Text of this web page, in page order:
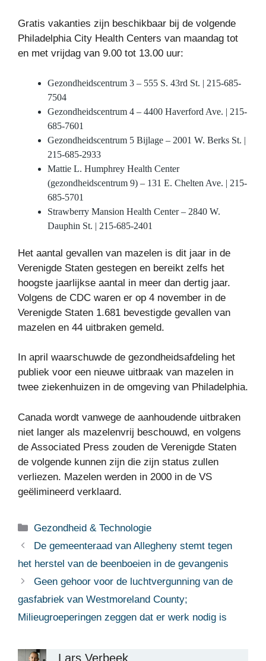
Gratis vakanties zijn beschikbaar bij de volgende
Philadelphia City Health Centers van maandag tot
en met vrijdag van 9.00 tot 13.00 uur:
Gezondheidscentrum 3 – 555 S. 43rd St. | 215-685-
7504
Gezondheidscentrum 4 – 4400 Haverford Ave. | 215-
685-7601
Gezondheidscentrum 5 Bijlage – 2001 W. Berks St. |
215-685-2933
Mattie L. Humphrey Health Center
(gezondheidscentrum 9) – 131 E. Chelten Ave. | 215-
685-5701
Strawberry Mansion Health Center – 2840 W.
Dauphin St. | 215-685-2401
Het aantal gevallen van mazelen is dit jaar in de
Verenigde Staten gestegen en bereikt zelfs het
hoogste jaarlijkse aantal in meer dan dertig jaar.
Volgens de CDC waren er op 4 november in de
Verenigde Staten 1.681 bevestigde gevallen van
mazelen en 44 uitbraken gemeld.
In april waarschuwde de gezondheidsafdeling het
publiek voor een nieuwe uitbraak van mazelen in
twee ziekenhuizen in de omgeving van Philadelphia.
Canada wordt vanwege de aanhoudende uitbraken
niet langer als mazelenvrij beschouwd, en volgens
de Associated Press zouden de Verenigde Staten
de volgende kunnen zijn die zijn status zullen
verliezen. Mazelen werden in 2000 in de VS
geëlimineerd verklaard.
Categorieën
Gezondheid & Technologie
De gemeenteraad van Allegheny stemt tegen
het herstel van de beenboeien in de gevangenis
Geen gehoor voor de luchtvergunning van de
gasfabriek van Westmoreland County;
Milieugroeperingen zeggen dat er werk nodig is
Lars Verbeek